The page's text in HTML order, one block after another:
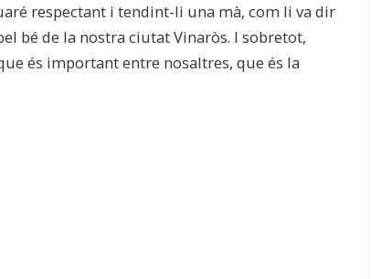
respectant i tendint-li una mà, com li va dir
bé de la nostra ciutat Vinaròs. I sobretot,
és important entre nosaltres, que és la